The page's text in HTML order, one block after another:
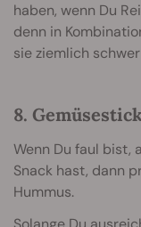
haben, wenn Du
denn in
sie ziemlich
8.
Wenn Du faul bist,
Snack hast, dann
Hummus.